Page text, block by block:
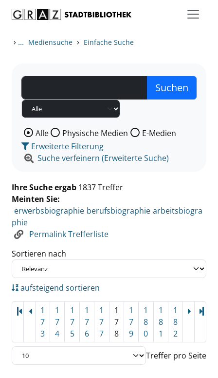
› ... Mediensuche › Einfache Suche
Wählen Sie die Medienart nach der Sie suchen wollen.
Alle Physische Medien
E-Medien
Erweiterte Filterung
Suche verfeinern (Erweiterte Suche)
Ihre Suche ergab 1837 Treffer
Meinten Sie:
erwerbsbiographie berufsbiographie arbeitsbiogra
phie
Permalink Trefferliste
Sortieren nach
aufsteigend sortieren
1
7
3
1
7
4
1
7
5
1
7
6
1
7
7
1
7
8
1
7
9
1
8
0
1
8
1
1
8
2
Treffer pro Seite